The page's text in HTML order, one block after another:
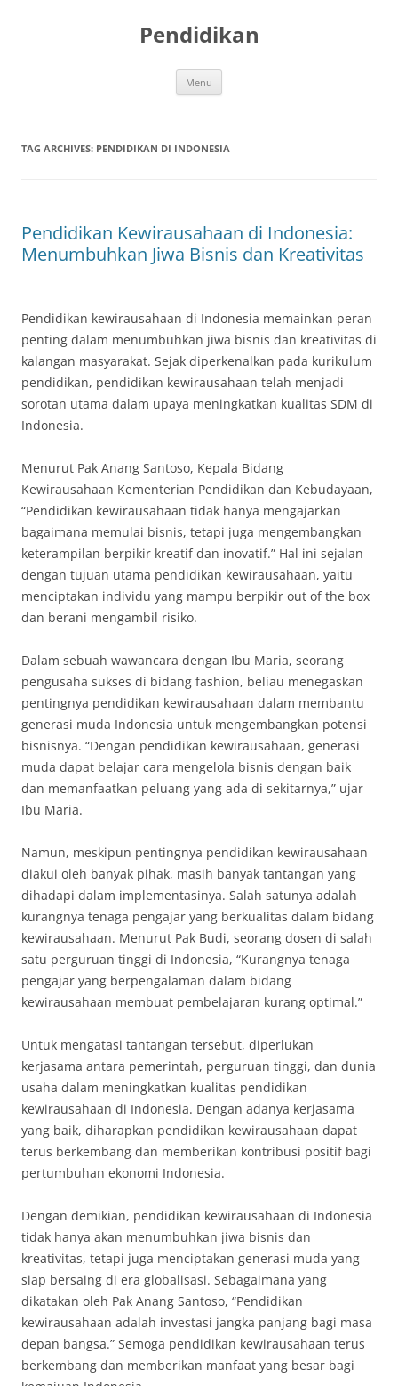
Pendidikan
Menu
TAG ARCHIVES: PENDIDIKAN DI INDONESIA
Pendidikan Kewirausahaan di Indonesia:
Menumbuhkan Jiwa Bisnis dan Kreativitas
Pendidikan kewirausahaan di Indonesia memainkan peran
penting dalam menumbuhkan jiwa bisnis dan kreativitas di
kalangan masyarakat. Sejak diperkenalkan pada kurikulum
pendidikan, pendidikan kewirausahaan telah menjadi
sorotan utama dalam upaya meningkatkan kualitas SDM di
Indonesia.
Menurut Pak Anang Santoso, Kepala Bidang
Kewirausahaan Kementerian Pendidikan dan Kebudayaan,
“Pendidikan kewirausahaan tidak hanya mengajarkan
bagaimana memulai bisnis, tetapi juga mengembangkan
keterampilan berpikir kreatif dan inovatif.” Hal ini sejalan
dengan tujuan utama pendidikan kewirausahaan, yaitu
menciptakan individu yang mampu berpikir out of the box
dan berani mengambil risiko.
Dalam sebuah wawancara dengan Ibu Maria, seorang
pengusaha sukses di bidang fashion, beliau menegaskan
pentingnya pendidikan kewirausahaan dalam membantu
generasi muda Indonesia untuk mengembangkan potensi
bisnisnya. “Dengan pendidikan kewirausahaan, generasi
muda dapat belajar cara mengelola bisnis dengan baik
dan memanfaatkan peluang yang ada di sekitarnya,” ujar
Ibu Maria.
Namun, meskipun pentingnya pendidikan kewirausahaan
diakui oleh banyak pihak, masih banyak tantangan yang
dihadapi dalam implementasinya. Salah satunya adalah
kurangnya tenaga pengajar yang berkualitas dalam bidang
kewirausahaan. Menurut Pak Budi, seorang dosen di salah
satu perguruan tinggi di Indonesia, “Kurangnya tenaga
pengajar yang berpengalaman dalam bidang
kewirausahaan membuat pembelajaran kurang optimal.”
Untuk mengatasi tantangan tersebut, diperlukan
kerjasama antara pemerintah, perguruan tinggi, dan dunia
usaha dalam meningkatkan kualitas pendidikan
kewirausahaan di Indonesia. Dengan adanya kerjasama
yang baik, diharapkan pendidikan kewirausahaan dapat
terus berkembang dan memberikan kontribusi positif bagi
pertumbuhan ekonomi Indonesia.
Dengan demikian, pendidikan kewirausahaan di Indonesia
tidak hanya akan menumbuhkan jiwa bisnis dan
kreativitas, tetapi juga menciptakan generasi muda yang
siap bersaing di era globalisasi. Sebagaimana yang
dikatakan oleh Pak Anang Santoso, “Pendidikan
kewirausahaan adalah investasi jangka panjang bagi masa
depan bangsa.” Semoga pendidikan kewirausahaan terus
berkembang dan memberikan manfaat yang besar bagi